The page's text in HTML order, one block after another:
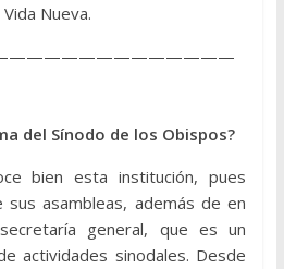
Nueva.
del Sínodo de los Obispos?
bien esta institución, pues
asambleas, además de en
general, que es un
actividades sinodales. Desde